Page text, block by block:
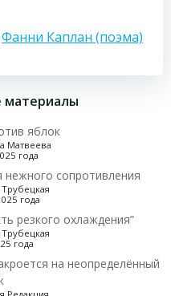
Фанни Каплан (поэма)
материалы
яблок
Матвеева
года
нежного сопротивления
года
резкого охлаждения”
года
на неопределённый